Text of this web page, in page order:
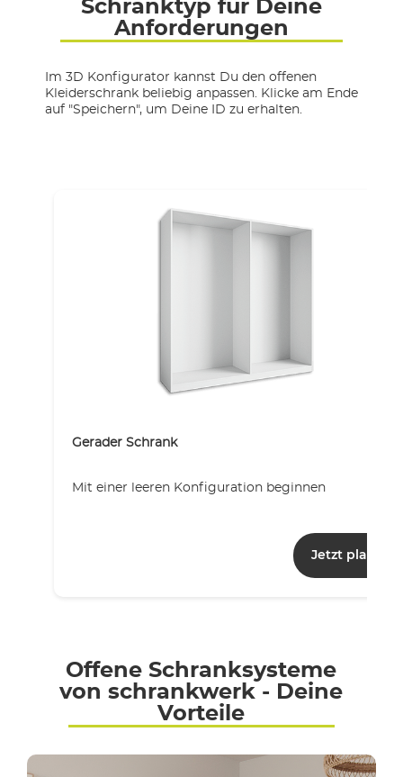
Schranktyp für Deine
Anforderungen
Im 3D Konfigurator kannst Du den offenen
Kleiderschrank beliebig anpassen. Klicke am Ende
auf "Speichern", um Deine ID zu erhalten.
Gerader Schrank
Mit einer leeren Konfiguration beginnen
Jetzt planen
Offene Schranksysteme
von schrankwerk - Deine
Vorteile